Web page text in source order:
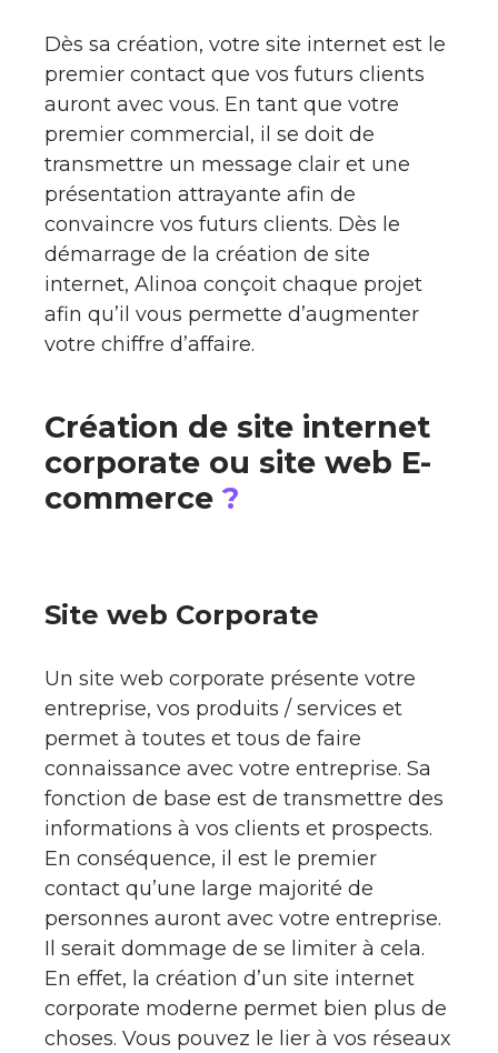
Dès sa création, votre site internet est le
premier contact que vos futurs clients
auront avec vous. En tant que votre
premier commercial, il se doit de
transmettre un message clair et une
présentation attrayante afin de
convaincre vos futurs clients. Dès le
démarrage de la création de site
internet, Alinoa conçoit chaque projet
afin qu’il vous permette d’augmenter
votre chiffre d’affaire.
Création de site internet
corporate ou site web E-
commerce ?
Site web Corporate
Un site web corporate présente votre
entreprise, vos produits / services et
permet à toutes et tous de faire
connaissance avec votre entreprise. Sa
fonction de base est de transmettre des
informations à vos clients et prospects.
En conséquence, il est le premier
contact qu’une large majorité de
personnes auront avec votre entreprise.
Il serait dommage de se limiter à cela.
En effet, la création d’un site internet
corporate moderne permet bien plus de
choses. Vous pouvez le lier à vos réseaux